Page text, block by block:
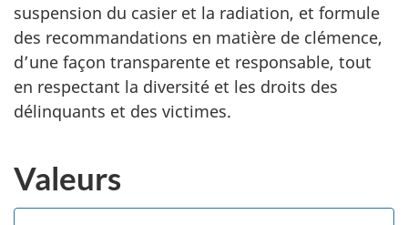
suspension du casier et la radiation, et formule
des recommandations en matière de clémence,
d’une façon transparente et responsable, tout
en respectant la diversité et les droits des
délinquants et des victimes.
Valeurs